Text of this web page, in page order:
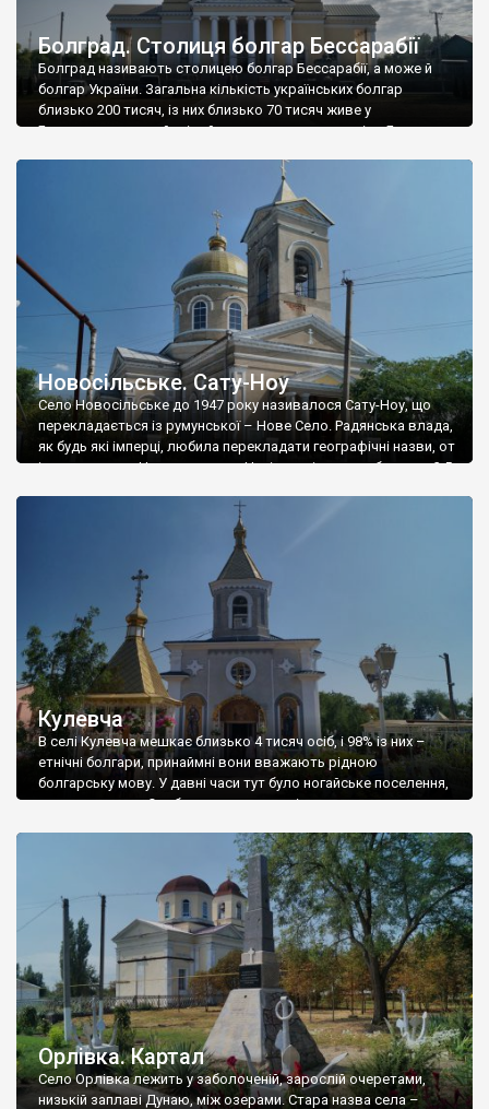
Болград. Столиця болгар Бессарабії
Болград називають столицею болгар Бессарабії, а може й
болгар України. Загальна кількість українських болгар
близько 200 тисяч, із них близько 70 тисяч живе у
Болградському районі, а його столиця – зрозуміло Болград.
населенням у 15 тисяч (болгар із них половина) дійсно їх
столиця, хоча загалом, таке маленьке […]
Новосільське. Сату-Ноу
Село Новосільське до 1947 року називалося Сату-Ноу, що
перекладається із румунської – Нове Село. Радянська влада,
як будь які імперці, любила перекладати географічні назви, от
і переклала на Новосєльскоє. Нині в селі мешкає близько 3,5
мовою – румунську. Як і будь який населений пункт […]
Кулевча
В селі Кулевча мешкає близько 4 тисяч осіб, і 98% із них –
етнічні болгари, принаймні вони вважають рідною
болгарську мову. У давні часи тут було ногайське поселення,
яке називалося Одабаш, але коли росіяни окупували
прийшли болгарські поселенці із села Кюлевча (це в області
Орлівка. Картал
Село Орлівка лежить у заболоченій, зарослій очеретами,
низькій заплаві Дунаю, між озерами. Стара назва села –